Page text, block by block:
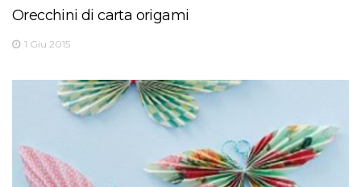
Orecchini di carta origami
1 Giu 2015